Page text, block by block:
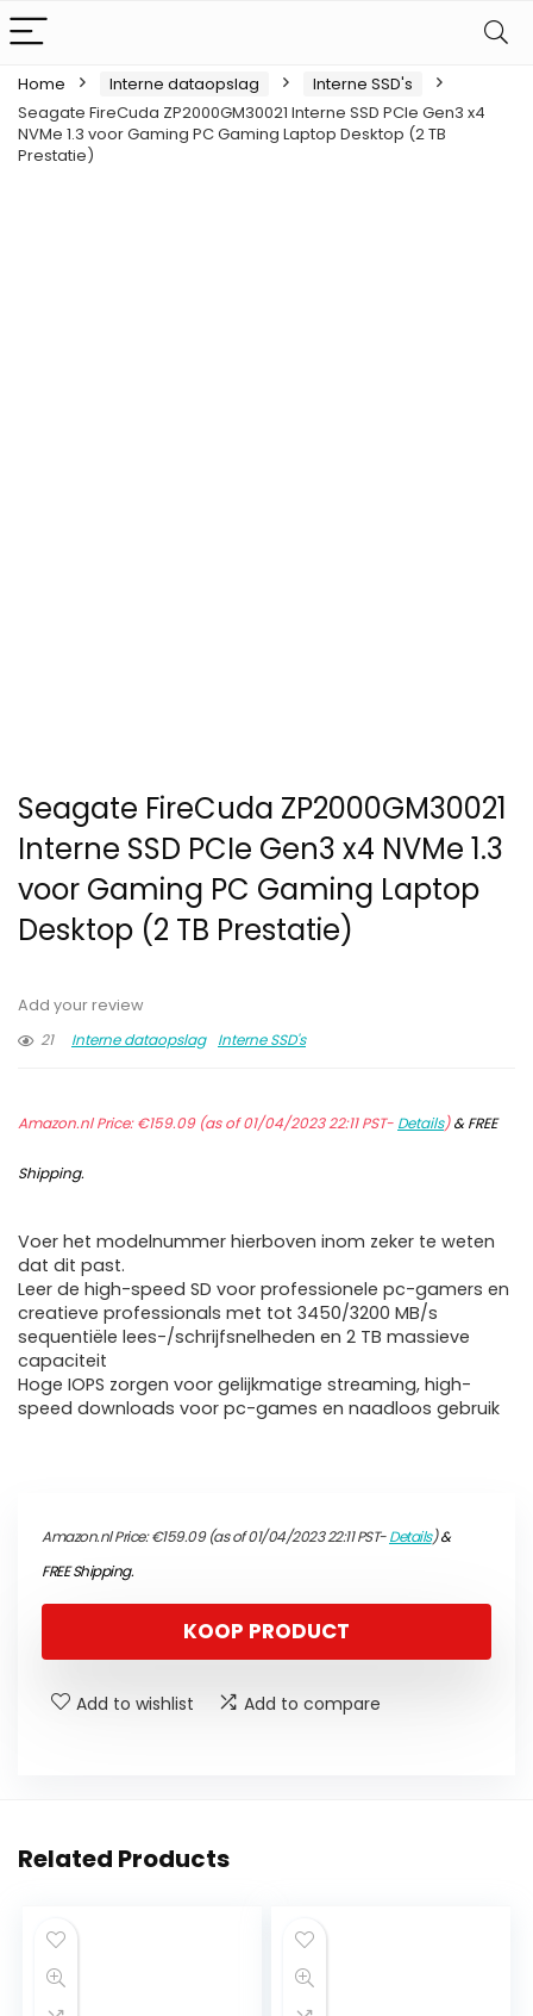
Home Interne dataopslag
Interne SSD's
Seagate FireCuda ZP2000GM30021 Interne SSD PCIe Gen3 x4
NVMe 1.3 voor Gaming PC Gaming Laptop Desktop (2 TB
Prestatie)
Seagate FireCuda ZP2000GM30021
Interne SSD PCIe Gen3 x4 NVMe 1.3
voor Gaming PC Gaming Laptop
Desktop (2 TB Prestatie)
Add your review
21
Interne dataopslag Interne SSD's
Amazon.nl Price:€159.09(as of 01/04/2023 22:11 PST- Details)&FREE
Shipping.
Voer het modelnummer hierboven inom zeker te weten
dat dit past.
Leer de high-speed SD voor professionele pc-gamers en
creatieve professionals met tot 3450/3200 MB/s
sequentiële lees-/schrijfsnelheden en 2 TB massieve
capaciteit
Hoge IOPS zorgen voor gelijkmatige streaming, high-
speed downloads voor pc-games en naadloos gebruik
Amazon.nl Price:€159.09(as of 01/04/2023 22:11 PST-Details)&
FREE Shipping.
KOOP PRODUCT
Add to wishlist Add to compare
Related Products